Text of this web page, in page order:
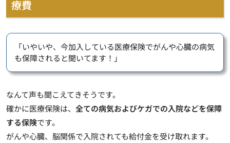
療費
「いやいや、今加入している医療保険でがんや心臓の病気
も保障されると聞いてます！」
なんて声も聞こえてきそうです。
確かに医療保険は、 全ての病気およびケガでの入院などを保障
する保険です。
がんや心臓、脳関係で入院されても給付金を受け取れます。